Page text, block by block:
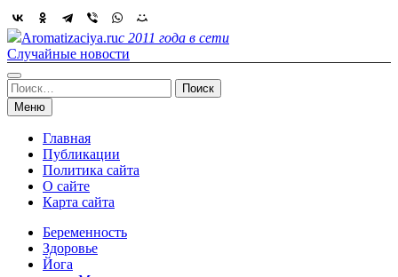
Skip
to
content
Aromatizaciya.ruс 2011 года в сети
Случайные новости
Найти:
Меню
Главная
Публикации
Политика сайта
О сайте
Карта сайта
Беременность
Здоровье
Йога